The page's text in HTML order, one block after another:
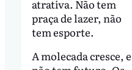
atrativa. Não tem
praça de lazer, não
tem esporte.
A molecada cresce, e